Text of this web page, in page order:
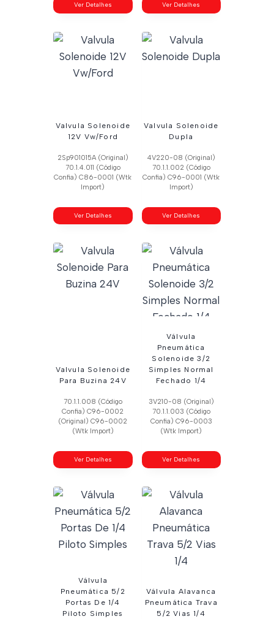
Ver Detalhes Ver Detalhes
Valvula Solenoide
12V Vw/Ford
2Sp901015A (Original)
70.1.4.011 (Código
Confia) C86-0001 (Wtk
Import)
Ver Detalhes
Valvula Solenoide
Dupla
4V220-08 (Original)
70.1.1.002 (Código
Confia) C96-0001 (Wtk
Import)
Ver Detalhes
Valvula Solenoide
Para Buzina 24V
70.1.1.008 (Código
Confia) C96-0002
(Original) C96-0002
(Wtk Import)
Ver Detalhes
Válvula
Pneumática
Solenoide 3/2
Simples Normal
Fechado 1/4
3V210-08 (Original)
70.1.1.003 (Código
Confia) C96-0003
(Wtk Import)
Ver Detalhes
Válvula
Pneumática 5/2
Portas De 1/4
Piloto Simples
Válvula Alavanca
Pneumática Trava
5/2 Vias 1/4